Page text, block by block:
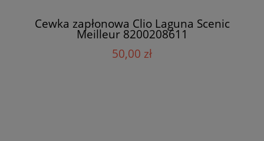
Cewka zapłonowa Clio Laguna Scenic
Meilleur 8200208611
50,00 zł